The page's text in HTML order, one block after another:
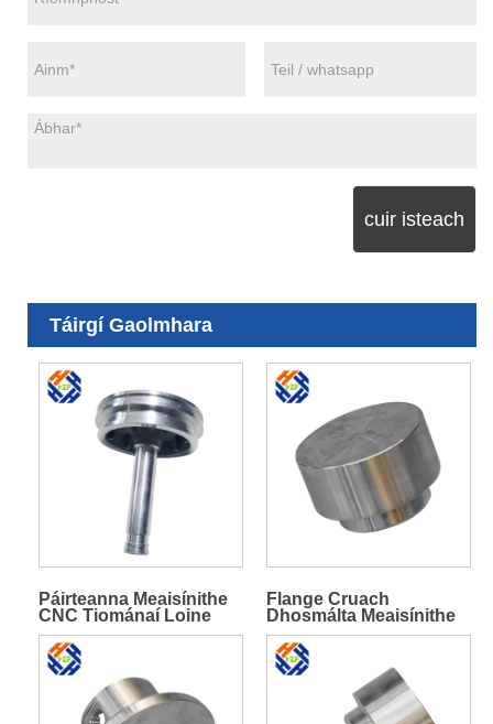
cuir isteach
Táirgí Gaolmhara
Páirteanna Meaisínithe
CNC Tiománaí Loine
Seafta
Flange Cruach
Dhosmálta Meaisínithe
Beachtais